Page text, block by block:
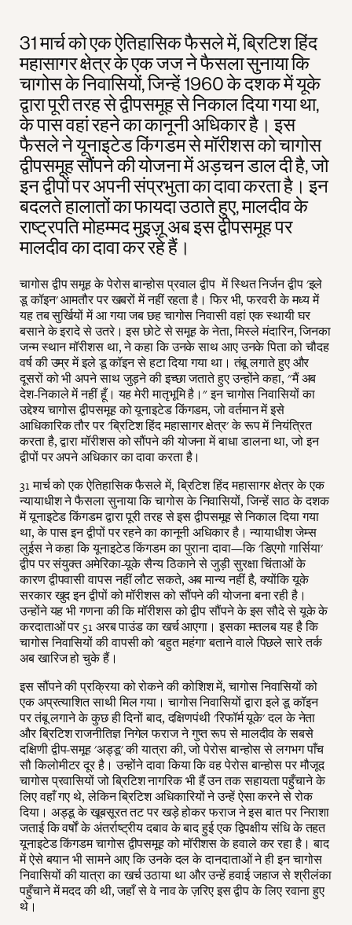
31 मार्च को एक ऐतिहासिक फैसले में, ब्रिटिश हिंद
महासागर क्षेत्र के एक जज ने फैसला सुनाया कि
चागोस के निवासियों, जिन्हें 1960 के दशक में यूके
द्वारा पूरी तरह से द्वीपसमूह से निकाल दिया गया था,
के पास वहां रहने का कानूनी अधिकार है। इस
फैसले ने यूनाइटेड किंगडम से मॉरीशस को चागोस
द्वीपसमूह सौंपने की योजना में अड़चन डाल दी है, जो
इन द्वीपों पर अपनी संप्रभुता का दावा करता है। इन
बदलते हालातों का फायदा उठाते हुए, मालदीव के
राष्ट्रपति मोहम्मद मुइज़ू अब इस द्वीपसमूह पर
मालदीव का दावा कर रहे हैं।
चागोस द्वीप समूह के पेरोस बान्होस प्रवाल द्वीप में स्थित निर्जन द्वीप 'इले
डू कॉइन' आमतौर पर खबरों में नहीं रहता है। फिर भी, फरवरी के मध्य में
यह तब सुर्खियों में आ गया जब छह चागोस निवासी वहां एक स्थायी घर
बसाने के इरादे से उतरे। इस छोटे से समूह के नेता, मिस्ले मंदारिन, जिनका
जन्म स्थान मॉरीशस था, ने कहा कि उनके साथ आए उनके पिता को चौदह
वर्ष की उम्र में इले डू कॉइन से हटा दिया गया था। तंबू लगाते हुए और
दूसरों को भी अपने साथ जुड़ने की इच्छा जताते हुए उन्होंने कहा, "मैं अब
देश-निकाले में नहीं हूँ। यह मेरी मातृभूमि है।" इन चागोस निवासियों का
उद्देश्य चागोस द्वीपसमूह को यूनाइटेड किंगडम, जो वर्तमान में इसे
आधिकारिक तौर पर 'ब्रिटिश हिंद महासागर क्षेत्र' के रूप में नियंत्रित
करता है, द्वारा मॉरीशस को सौंपने की योजना में बाधा डालना था, जो इन
द्वीपों पर अपने अधिकार का दावा करता है।
31 मार्च को एक ऐतिहासिक फैसले में, ब्रिटिश हिंद महासागर क्षेत्र के एक
न्यायाधीश ने फैसला सुनाया कि चागोस के निवासियों, जिन्हें साठ के दशक
में यूनाइटेड किंगडम द्वारा पूरी तरह से इस द्वीपसमूह से निकाल दिया गया
था, के पास इन द्वीपों पर रहने का कानूनी अधिकार है। न्यायाधीश जेम्स
लुईस ने कहा कि यूनाइटेड किंगडम का पुराना दावा—कि 'डिएगो गार्सिया'
द्वीप पर संयुक्त अमेरिका-यूके सैन्य ठिकाने से जुड़ी सुरक्षा चिंताओं के
कारण द्वीपवासी वापस नहीं लौट सकते, अब मान्य नहीं है, क्योंकि यूके
सरकार खुद इन द्वीपों को मॉरीशस को सौंपने की योजना बना रही है।
उन्होंने यह भी गणना की कि मॉरीशस को द्वीप सौंपने के इस सौदे से यूके के
करदाताओं पर 51 अरब पाउंड का खर्च आएगा। इसका मतलब यह है कि
चागोस निवासियों की वापसी को 'बहुत महंगा' बताने वाले पिछले सारे तर्क
अब खारिज हो चुके हैं।
इस सौंपने की प्रक्रिया को रोकने की कोशिश में, चागोस निवासियों को
एक अप्रत्याशित साथी मिल गया। चागोस निवासियों द्वारा इले डू कॉइन
पर तंबू लगाने के कुछ ही दिनों बाद, दक्षिणपंथी 'रिफॉर्म यूके' दल के नेता
और ब्रिटिश राजनीतिज्ञ निगेल फराज ने गुप्त रूप से मालदीव के सबसे
दक्षिणी द्वीप-समूह 'अड्डू' की यात्रा की, जो पेरोस बान्होस से लगभग पाँच
सौ किलोमीटर दूर है। उन्होंने दावा किया कि वह पेरोस बान्होस पर मौजूद
चागोस प्रवासियों जो ब्रिटिश नागरिक भी हैं उन तक सहायता पहुँचाने के
लिए वहाँ गए थे, लेकिन ब्रिटिश अधिकारियों ने उन्हें ऐसा करने से रोक
दिया। अड्डू के खूबसूरत तट पर खड़े होकर फराज ने इस बात पर निराशा
जताई कि वर्षों के अंतर्राष्ट्रीय दबाव के बाद हुई एक द्विपक्षीय संधि के तहत
यूनाइटेड किंगडम चागोस द्वीपसमूह को मॉरीशस के हवाले कर रहा है। बाद
में ऐसे बयान भी सामने आए कि उनके दल के दानदाताओं ने ही इन चागोस
निवासियों की यात्रा का खर्च उठाया था और उन्हें हवाई जहाज से श्रीलंका
पहुँचाने में मदद की थी, जहाँ से वे नाव के ज़रिए इस द्वीप के लिए रवाना हुए
थे।